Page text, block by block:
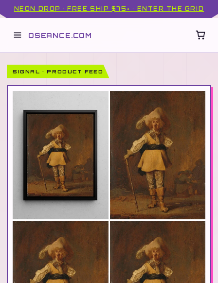
NEON DROP · FREE SHIP $75+ · ENTER THE GRID
OSEANCE.COM
SIGNAL · PRODUCT FEED